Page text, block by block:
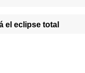
el eclipse total